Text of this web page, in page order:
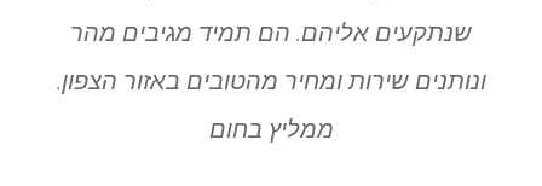
שנתקעים אליהם. הם תמיד מגיבים מהר
ונותנים שירות ומחיר מהטובים באזור הצפון.
ממליץ בחום